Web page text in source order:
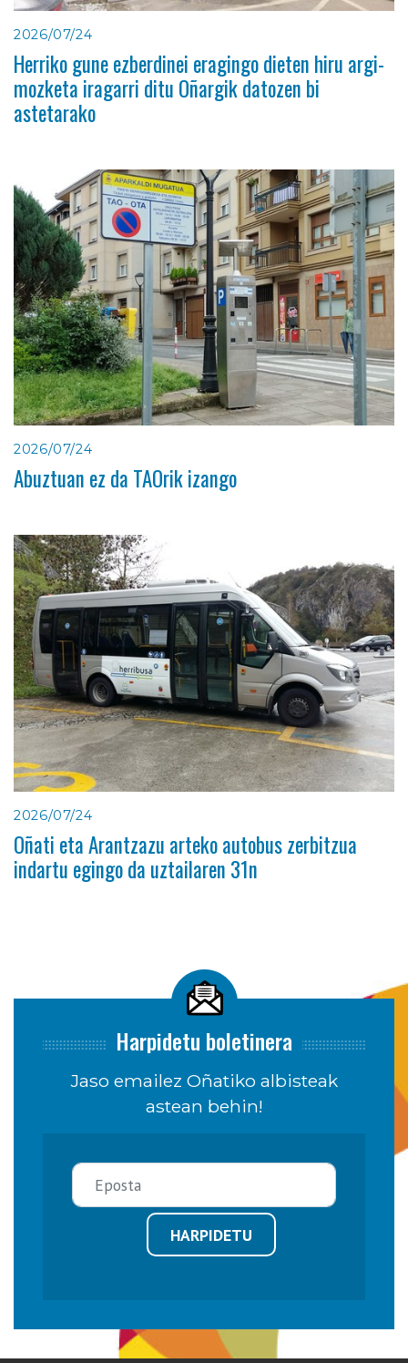
2026/07/24
Herriko gune ezberdinei eragingo dieten hiru argi-
mozketa iragarri ditu Oñargik datozen bi
astetarako
2026/07/24
Abuztuan ez da TAOrik izango
2026/07/24
Oñati eta Arantzazu arteko autobus zerbitzua
indartu egingo da uztailaren 31n
Harpidetu boletinera
Jaso emailez Oñatiko albisteak
astean behin!
HARPIDETU